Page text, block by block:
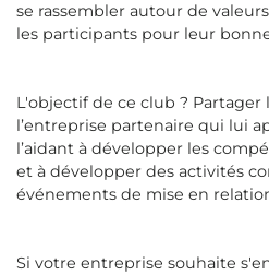
se rassembler autour de
les participants pour leur
L'objectif de ce club ? Partager
l’entreprise partenaire qui lui
l’aidant à développer les
et à développer des activités
événements de mise en
Si votre entreprise souhaite